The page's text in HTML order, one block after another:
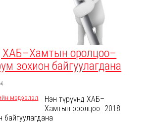
ХАБ–Хамтын оролцоо–
зохион байгуулагдана
мэдээлэл,
Нэн түрүүнд ХАБ–
Хамтын оролцоо–2018
байгуулагдана